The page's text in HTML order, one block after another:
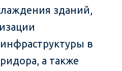
зданий,
в
а также